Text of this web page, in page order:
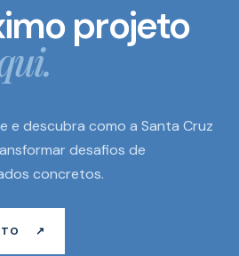
projeto
e descubra como a Santa Cruz
desafios de
concretos.
↗